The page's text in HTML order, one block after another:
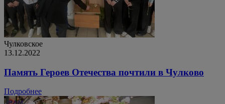
Чулковское
13.12.2022
Память Героев Отечества почтили в Чулково
Подробнее